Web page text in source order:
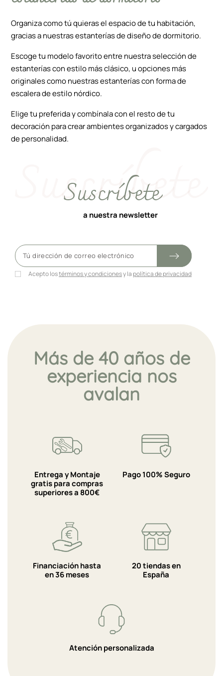
Organiza como tú quieras el espacio de tu habitación,
gracias a nuestras estanterías de diseño de dormitorio.
Escoge tu modelo favorito entre nuestra selección de
estanterías con estilo más clásico, u opciones más
originales como nuestras estanterías con forma de
escalera de estilo nórdico.
Elige tu preferida y combínala con el resto de tu
decoración para crear ambientes organizados y cargados
de personalidad.
Suscríbete
a nuestra newsletter
Acepto lostérminos y condicionesy la política de privacidad
Más de 40 años de
experiencia nos
avalan
Entrega y Montaje
gratis para compras
superiores a 800€
Pago 100% Seguro
Financiación hasta
en 36 meses
20 tiendas en
España
Atención personalizada